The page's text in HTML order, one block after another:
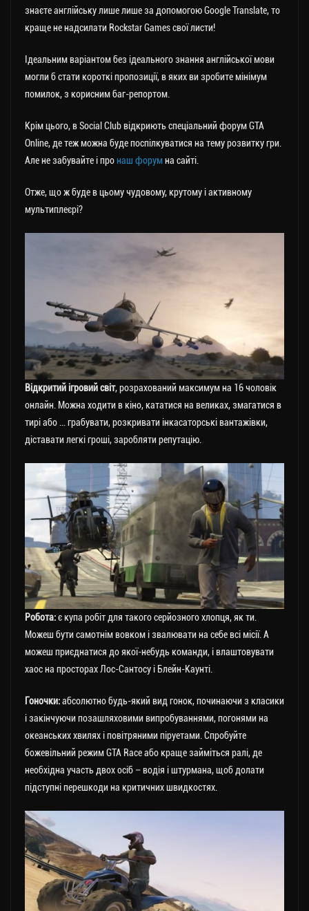
знаєте англійську лише лише за допомогою Google Translate, то
краще не надсилати Rockstar Games свої листи!
Ідеальним варіантом без ідеального знання англійської мови
могли б стати короткі пропозиції, в яких ви зробите мінімум
помилок, з корисним баг-репортом.
Крім цього, в Social Club відкриють спеціальний форум GTA
Online, де теж можна буде поспілкуватися на тему розвитку гри.
Але не забувайте і пронаш форумна сайті.
Отже, що ж буде в цьому чудовому, крутому і активному
мультиплеєрі?
Відкритий ігровий світ, розрахований максимум на 16 чоловік
онлайн. Можна ходити в кіно, кататися на великах, змагатися в
тирі або … грабувати, розкривати інкасаторські вантажівки,
діставати легкі гроші, заробляти репутацію.
Робота:є купа робіт для такого серйозного хлопця, як ти.
Можеш бути самотнім вовком і звалювати на себе всі місії. А
можеш приєднатися до якої-небудь команди, і влаштовувати
хаос на просторах Лос-Сантосу і Блейн-Каунті.
Гоночки:абсолютно будь-який вид гонок, починаючи з класики
і закінчуючи позашляховими випробуваннями, погонями на
океанських хвилях і повітряними піруетами. Спробуйте
божевільний режим GTA Race або краще займіться ралі, де
необхідна участь двох осіб – водія і штурмана, щоб долати
підступні перешкоди на критичних швидкостях.